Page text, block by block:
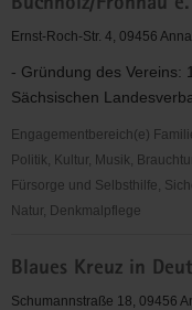
Annaberg/Mittleres
Erzgebirge
Buchholz/Frohnau
Ernst-Roch-Str. 4, 09456
- Gründung des Vereins:
Sächsischen
Engagementbereich(e)
Politik, Kultur, Musik,
Fürsorge und Selbsthilfe,
Natur, Denkmalpflege
"Frisch
Glück"
Blaues Kreuz in
Schumannstraße 18, 09456